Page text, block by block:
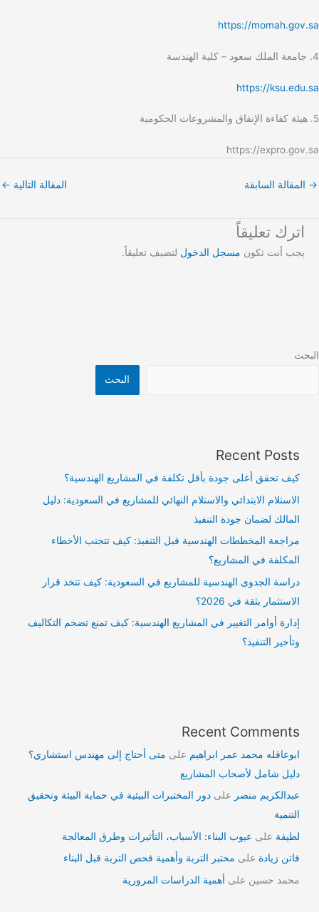
https://momah.gov.sa
4. جامعة الملك سعود – كلية الهندسة
https://ksu.edu.sa
5. هيئة كفاءة الإنفاق والمشروعات الحكومية
https://expro.gov.sa
→ المقالة السابقة المقالة التالية ←
اترك تعليقاً
يجب أنت تكون مسجل الدخول لتضيف تعليقاً.
البحث
البحث
Recent Posts
كيف تحقق أعلى جودة بأقل تكلفة في المشاريع الهندسية؟
الاستلام الابتدائي والاستلام النهائي للمشاريع في السعودية: دليل
المالك لضمان جودة التنفيذ
مراجعة المخططات الهندسية قبل التنفيذ: كيف تتجنب الأخطاء
المكلفة في المشاريع؟
دراسة الجدوى الهندسية للمشاريع في السعودية: كيف تتخذ قرار
الاستثمار بثقة في 2026؟
إدارة أوامر التغيير في المشاريع الهندسية: كيف تمنع تضخم التكاليف
وتأخير التنفيذ؟
Recent Comments
ابوعاقله محمد عمر ابراهيم على متى أحتاج إلى مهندس استشاري؟
دليل شامل لأصحاب المشاريع
عبدالكريم منصر علىدور المختبرات البيئية في حماية البيئة وتحقيق
التنمية
لطيفة على عيوب البناء: الأسباب، التأثيرات وطرق المعالجة
فاتن زيادة على مختبر التربة وأهمية فحص التربة قبل البناء
محمد حسين على أهمية الدراسات المرورية